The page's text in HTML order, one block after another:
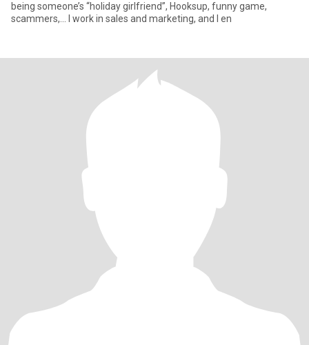
being someone’s “holiday girlfriend”, Hooksup, funny game,
scammers,... I work in sales and marketing, and I en